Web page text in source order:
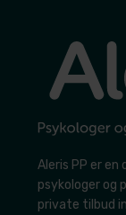
Aleris PP er en
psykologer og
private tilbud